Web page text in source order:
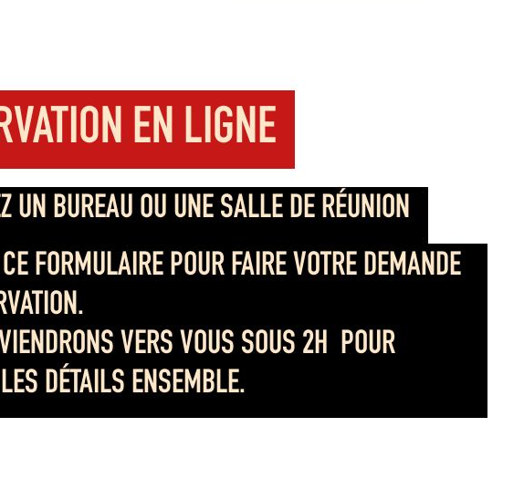
EN LIGNE
UN BUREAU OU UNE SALLE DE RÉUNION
FORMULAIRE POUR FAIRE VOTRE DEMANDE
VERS VOUS SOUS 2H POUR
DÉTAILS ENSEMBLE.